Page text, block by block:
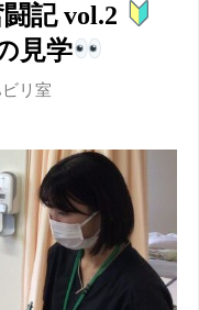
記 vol.2
見学
リ室